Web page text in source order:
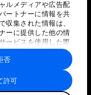
ルメディアや広告配
ートナーに情報を共
収集された情報は、
ーに提供した他の情
ービスを使用した際
み合わされ、各パー
れることがありま
許可
否
利用規約